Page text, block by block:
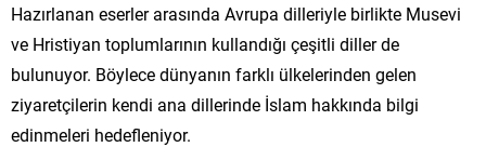
Hazırlanan eserler arasında Avrupa dilleriyle birlikte Musevi
ve Hristiyan toplumlarının kullandığı çeşitli diller de
bulunuyor. Böylece dünyanın farklı ülkelerinden gelen
ziyaretçilerin kendi ana dillerinde İslam hakkında bilgi
edinmeleri hedefleniyor.